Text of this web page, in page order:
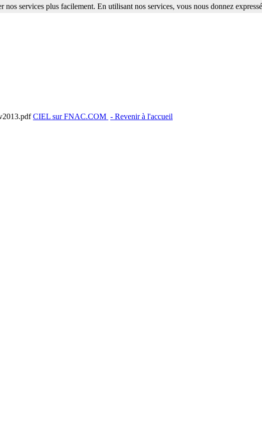
CIEL sur FNAC.COM - Revenir à l'accueil
nos services plus facilement. En utilisant nos services, vous nous donnez